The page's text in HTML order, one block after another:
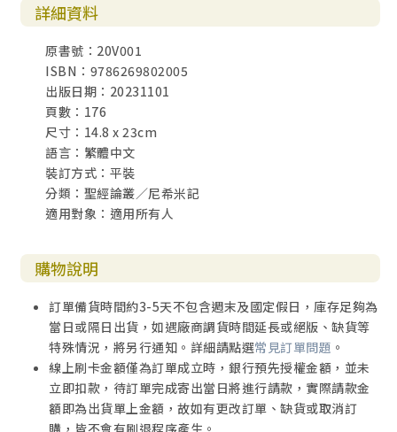
在祂，凡事都可能！╱128
行動方案：讓祢介入╱132
■Chapter 7 回到開始
亨通的目的╱137
為著下一代╱141
不一樣的渴望╱145
行動方案：領受使命╱150
詳細資料
原書號：20V001
ISBN：9786269802005
出版日期：20231101
頁數：176
尺寸：14.8 x 23cm
語言：繁體中文
裝訂方式：平裝
分類：聖經論叢／尼希米記
適用對象：適用所有人
購物說明
訂單備貨時間約3-5天不包含週末及國定假日，庫存足夠為
當日或隔日出貨，如遇廠商調貨時間延長或絕版、缺貨等
特殊情況，將另行通知。詳細請點選常見訂單問題 。
線上刷卡金額僅為訂單成立時，銀行預先授權金額，並未
立即扣款，待訂單完成寄出當日將進行請款，實際請款金
額即為出貨單上金額，故如有更改訂單、缺貨或取消訂